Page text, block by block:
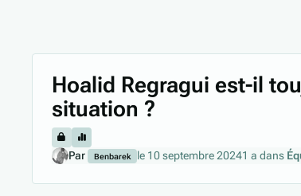
Hoalid Regragui est-il
situation ?
Par Benbarek le 10 septembre 20241 a dans